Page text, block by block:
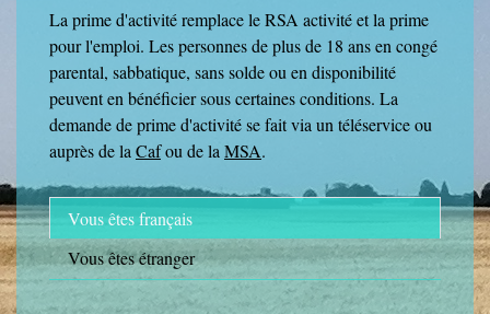
La prime d'activité remplace le RSA activité et la prime
pour l'emploi. Les personnes de plus de 18 ans en congé
parental, sabbatique, sans solde ou en disponibilité
peuvent en bénéficier sous certaines conditions. La
demande de prime d'activité se fait via un téléservice ou
auprès de la Cafou de la MSA.
Vous êtes français
Vous êtes étranger